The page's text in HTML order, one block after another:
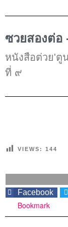
ซวยสองต่อ
หนังสือต่วย'ตู
ที่ ๙
VIEWS: 144
Facebook
Bookmark